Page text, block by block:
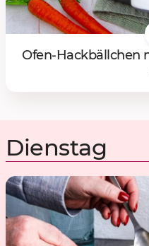
Ofen-Hack­bäll­chen
Dienstag